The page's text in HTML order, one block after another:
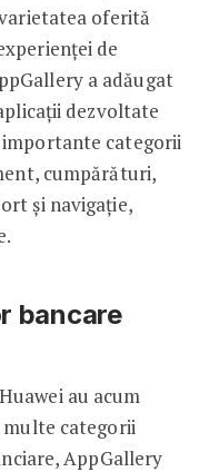
oferită
de
a adăugat
dezvoltate
importante categorii
cumpărături,
și navigație,
bancare
au acum
multe categorii
AppGallery